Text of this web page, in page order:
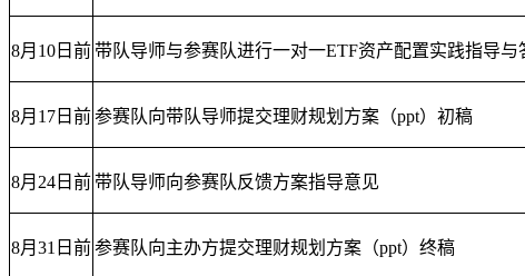
8月10日前带队导师与参赛队进行一对一ETF资产配置实践指导与
8月17日前参赛队向带队导师提交理财规划方案（ppt）初稿
8月24日前带队导师向参赛队反馈方案指导意见
8月31日前参赛队向主办方提交理财规划方案（ppt）终稿